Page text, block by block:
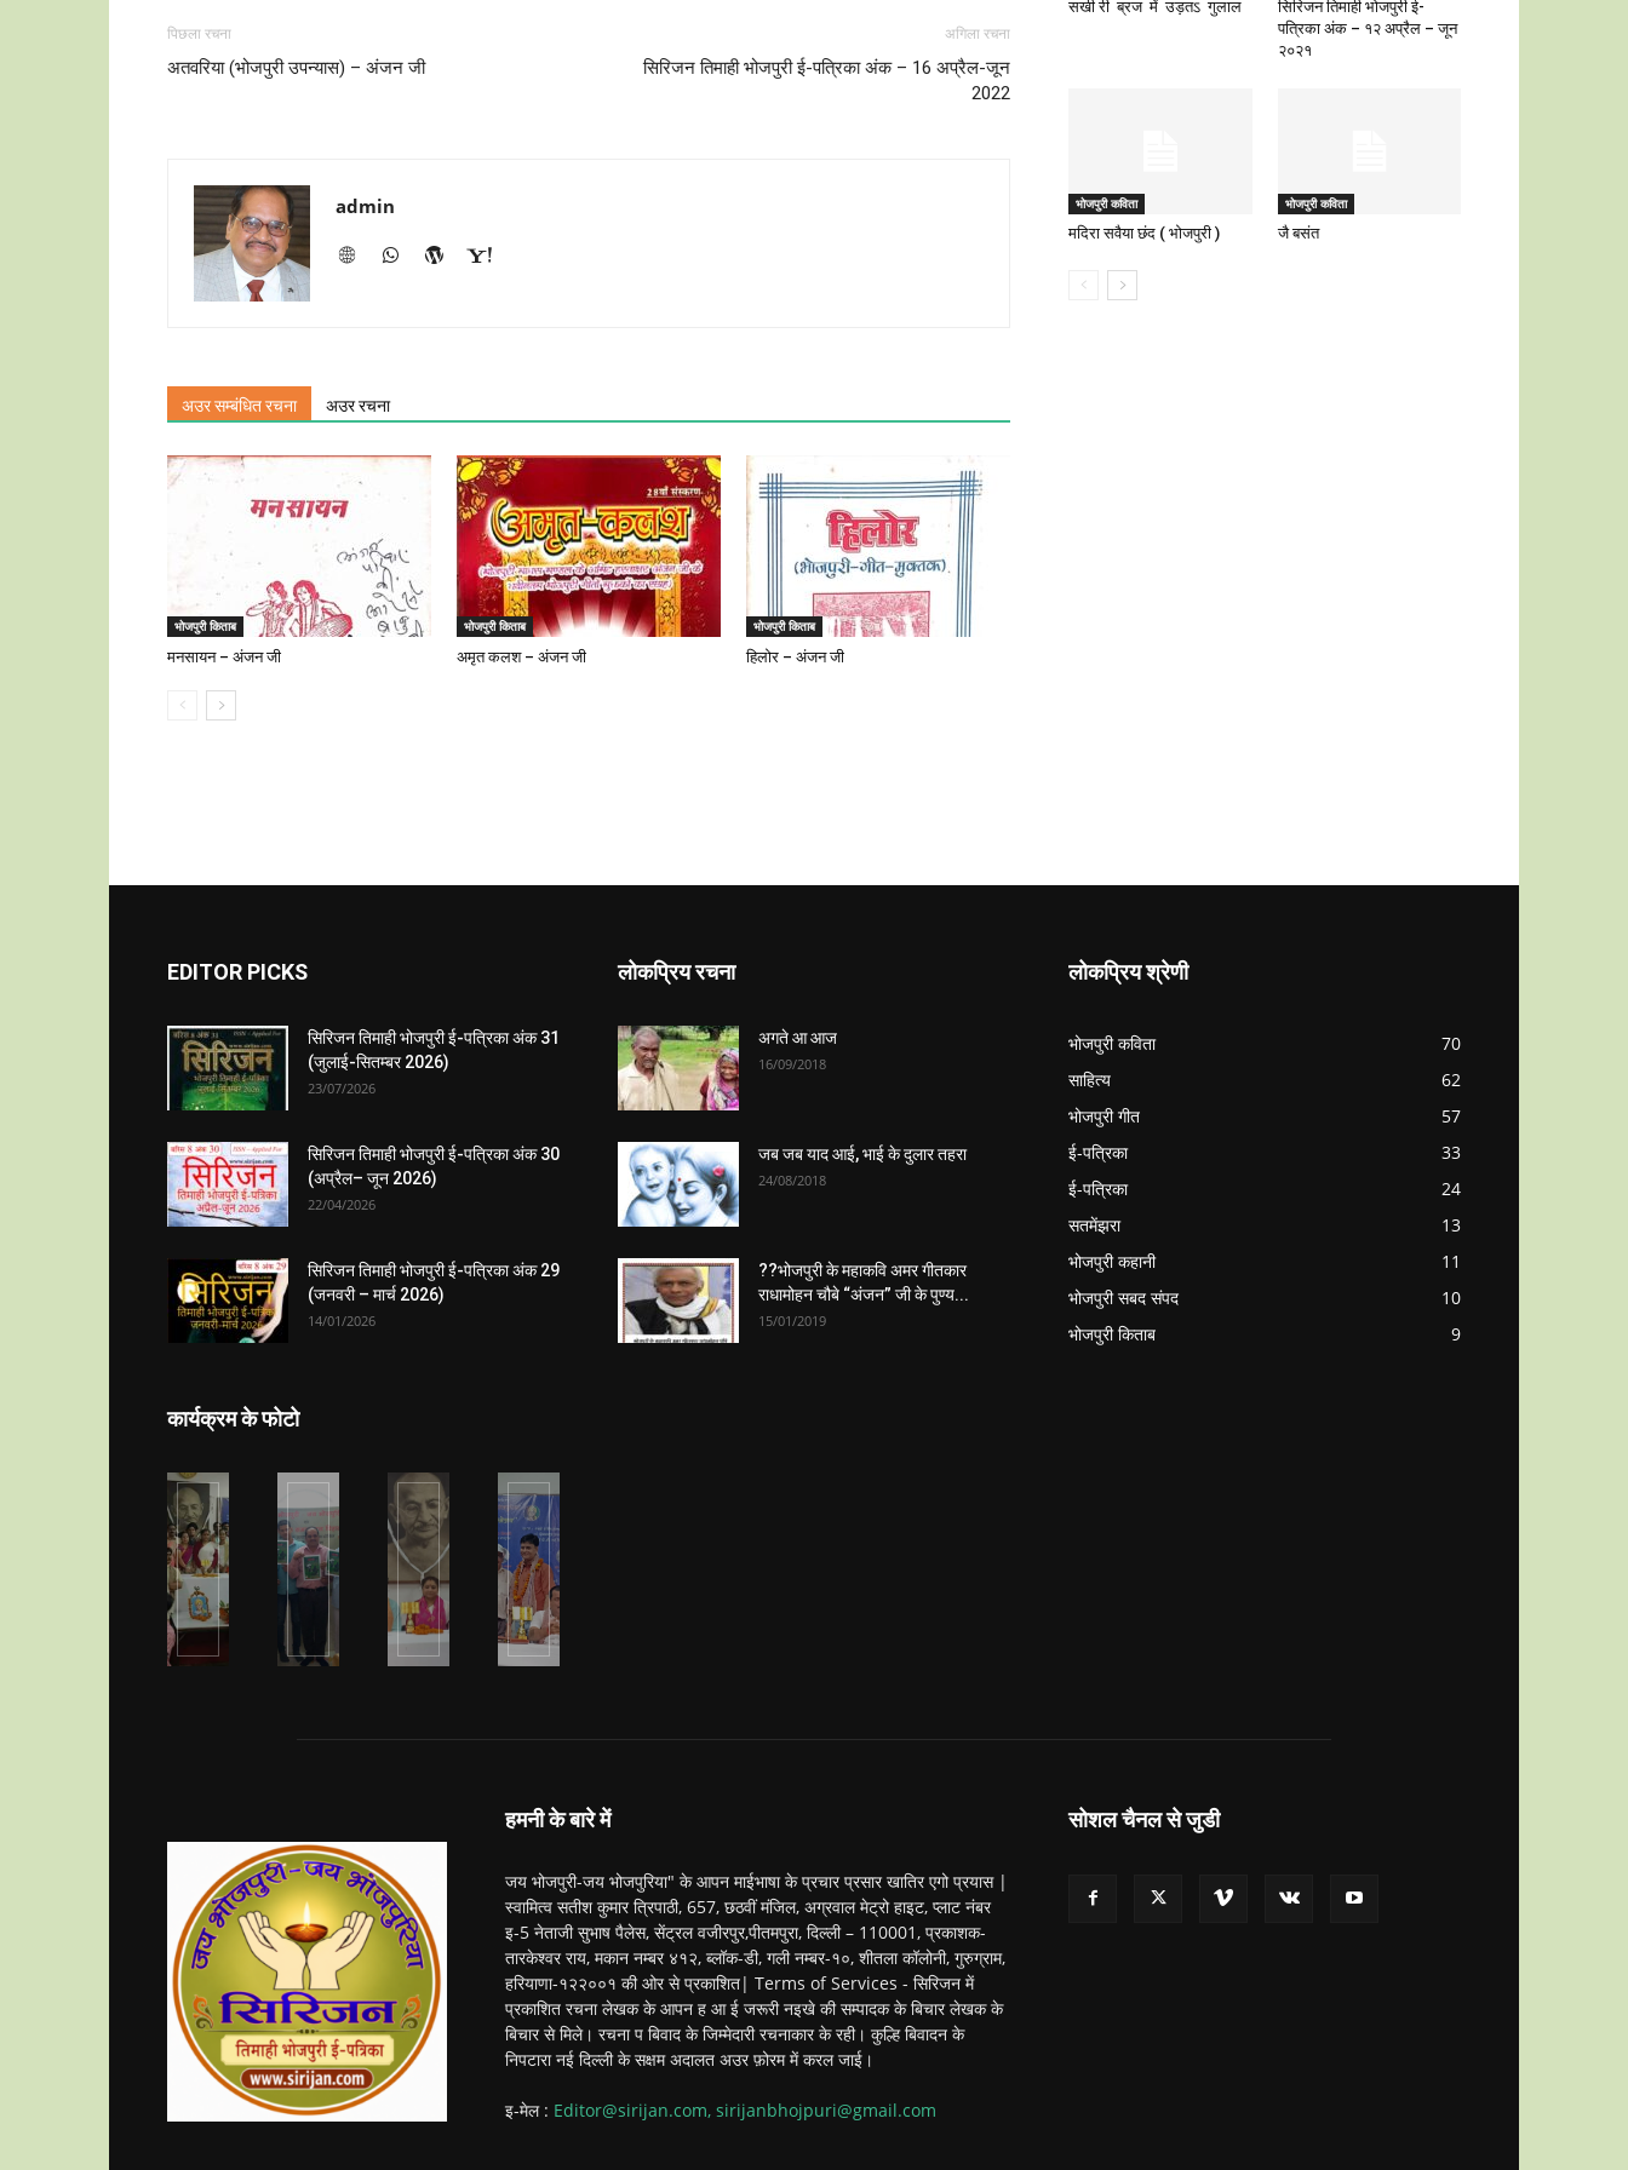
पिछला रचना
अतवरिया (भोजपुरी उपन्यास) – अंजन जी
अगिला रचना
सिरिजन तिमाही भोजपुरी ई-पत्रिका अंक – 16 अप्रैल-जून
2022
admin
अउर सम्बंधित रचना अउर रचना
भोजपुरी किताब
मनसायन – अंजन जी
भोजपुरी किताब
अमृत कलश – अंजन जी
भोजपुरी किताब
हिलोर – अंजन जी
सखी री ब्रज में उड़तऽ गुलाल
सिरिजन तिमाही भोजपुरी ई-
पत्रिका अंक – १२ अप्रैल – जून
२०२१
भोजपुरी कविता
मदिरा सवैया छंद ( भोजपुरी )
भोजपुरी कविता
जै बसंत
EDITOR PICKS
सिरिजन तिमाही भोजपुरी ई-पत्रिका अंक 31
(जुलाई-सितम्बर 2026)
23/07/2026
सिरिजन तिमाही भोजपुरी ई-पत्रिका अंक 30
(अप्रैल– जून 2026)
22/04/2026
सिरिजन तिमाही भोजपुरी ई-पत्रिका अंक 29
(जनवरी – मार्च 2026)
14/01/2026
कार्यक्रम के फोटो
लोकप्रिय रचना
अगते आ आज
16/09/2018
जब जब याद आई, भाई के दुलार तहरा
24/08/2018
??भोजपुरी के महाकवि अमर गीतकार
राधामोहन चौबे “अंजन” जी के पुण्य...
15/01/2019
लोकप्रिय श्रेणी
भोजपुरी कविता
70
साहित्य
62
भोजपुरी गीत
57
ई-पत्रिका
33
ई-पत्रिका
24
सतमेंझरा
13
भोजपुरी कहानी
11
भोजपुरी सबद संपद
10
भोजपुरी किताब
9
हमनी के बारे में
जय भोजपुरी-जय भोजपुरिया" के आपन माईभाषा के प्रचार प्रसार खातिर एगो प्रयास |
स्वामित्व सतीश कुमार त्रिपाठी, 657, छठवीं मंजिल, अग्रवाल मेट्रो हाइट, प्लाट नंबर
इ-5 नेताजी सुभाष पैलेस, सेंट्रल वजीरपुर,पीतमपुरा, दिल्ली – 110001, प्रकाशक-
तारकेश्वर राय, मकान नम्बर ४१२, ब्लॉक-डी, गली नम्बर-१०, शीतला कॉलोनी, गुरुग्राम,
हरियाणा-१२२००१ की ओर से प्रकाशित| Terms of Services - सिरिजन में
प्रकाशित रचना लेखक के आपन ह आ ई जरूरी नइखे की सम्पादक के बिचार लेखक के
बिचार से मिले। रचना प बिवाद के जिम्मेदारी रचनाकार के रही। कुल्हि बिवादन के
निपटारा नई दिल्ली के सक्षम अदालत अउर फ़ोरम में करल जाई।
इ-मेल : Editor@sirijan.com, sirijanbhojpuri@gmail.com
सोशल चैनल से जुडी